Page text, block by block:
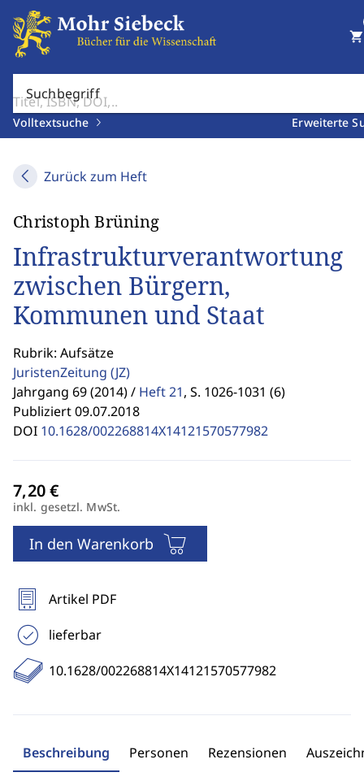
Suchbegriff
Volltextsuche Erweiterte
shopping_cart
Zurück zum Heft
Christoph Brüning
Infrastrukturverantwortung
zwischen Bürgern,
Kommunen und Staat
Rubrik: Aufsätze
JuristenZeitung (JZ)
Jahrgang 69 (2014) / Heft 21, S. 1026-1031 (6)
Publiziert 09.07.2018
DOI 10.1628/002268814X14121570577982
inkl. gesetzl. MwSt.
In den Warenkorb
Artikel PDF
lieferbar
10.1628/002268814X14121570577982
Beschreibung Personen Rezensionen